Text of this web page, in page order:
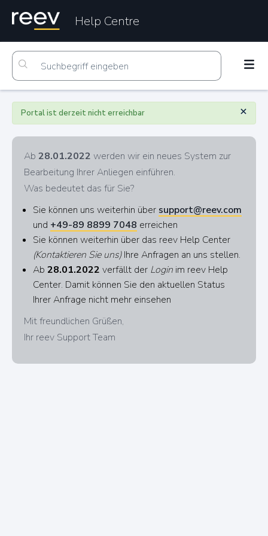
Help Centre
×
Portal ist derzeit nicht erreichbar
Ab 28.01.2022 werden wir ein neues System zur
Bearbeitung Ihrer Anliegen einführen.
Was bedeutet das für Sie?
Sie können uns weiterhin über support@reev.com
und +49-89 8899 7048 erreichen
Sie können weiterhin über das reev Help Center
(Kontaktieren Sie uns)Ihre Anfragen an uns stellen.
Ab 28.01.2022 verfällt der Login im reev Help
Center. Damit können Sie den aktuellen Status
Ihrer Anfrage nicht mehr einsehen
Mit freundlichen Grüßen,
Ihr reev Support Team